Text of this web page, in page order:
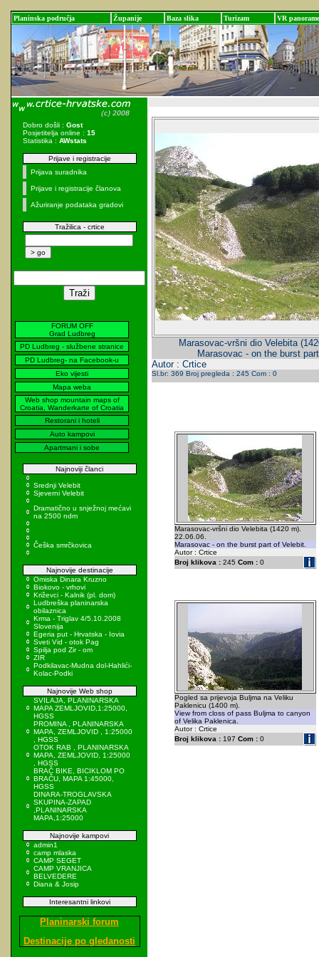
Planinska područja Županije Baza slika Turizam VR panorame
Dobro došli : Gost
Posjetitelja online : 15
Statistika : AWstats
Prijave i registracije
Prijava suradnika
Prijave i registracije članova
Ažuriranje podataka gradovi
Tražilica - crtice
FORUM OFF
Grad Ludbreg
PD Ludbreg - službene stranice
PD Ludbreg- na Facebook-u
Eko vijesti
Mapa weba
Web shop mountain maps of
Croatia, Wanderkarte of Croatia
Restorani i hoteli
Auto kampovi
Apartmani i sobe
Najnoviji članci
Srednji Velebit
Sjeverni Velebit
Dramatično u snježnoj mećavi
na 2500 ndm
Češka smrčkovica
Najnovije destinacije
Omiska Dinara Kruzno
Biokovo - vrhovi
Križevci - Kalnik (pl. dom)
Ludbreška planinarska
obilaznica
Krma - Triglav 4/5.10.2008
Slovenija
Egeria put - Hrvatska - Iovia
Sveti Vid - otok Pag
Spilja pod Zir - om
ZIR
Podkilavac-Mudna dol-Hahlići-
Kolac-Podki
Najnovije Web shop
SVILAJA, PLANINARSKA
MAPA ZEMLJOVID,1:25000,
HGSS
PROMINA , PLANINARSKA
MAPA, ZEMLJOVID , 1:25000
, HGSS
OTOK RAB , PLANINARSKA
MAPA, ZEMLJOVID, 1:25000
, HGSS
BRAČ BIKE, BICIKLOM PO
BRAČU, MAPA 1:45000,
HGSS
DINARA-TROGLAVSKA
SKUPINA-ZAPAD
,PLANINARSKA
MAPA,1:25000
Najnovije kampovi
admin1
camp mlaska
CAMP SEGET
CAMP VRANJICA
BELVEDERE
Diana & Josip
Interesantni linkovi
Planinarski forum
Destinacije po gledanosti
Marasovac-vršni dio Velebita
Marasovac - on the burst
Autor : Crtice
Sl.br: 369 Broj pregleda : 245 Com : 0
Marasovac-vršni dio Velebita (1420 m).
22.06.06.
Marasovac - on the burst part of Velebit.
Autor : Crtice
Broj klikova :245 Com :0
Pogled sa prijevoja Buljma na Veliku
Paklenicu (1400 m).
View from closs of pass Buljma to canyon
of Velika Paklenica.
Autor : Crtice
Broj klikova :197 Com :0